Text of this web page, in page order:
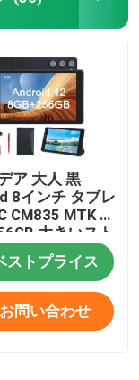
ア 大人 黒
8インチ タブレ
CM835 MTK チ
大きいスト
サポート
ストプライス
お問い合わせ